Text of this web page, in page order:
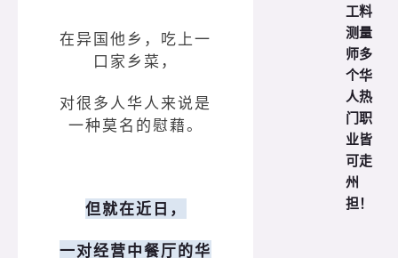
在异国他乡，吃上一
口家乡菜，
对很多人华人来说是
一种莫名的慰藉。
但就在近日，
一对经营中餐厅的华
工料
测量
师多
个华
人热
门职
业皆
可走
州
担！